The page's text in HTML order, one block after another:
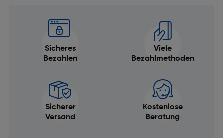
Sicheres
Bezahlen
Viele
Bezahlmethoden
Sicherer
Versand
Kostenlose
Beratung